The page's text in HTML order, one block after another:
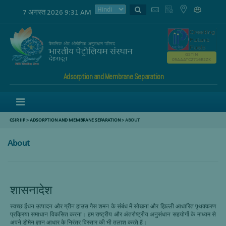
7 अगस्त 2026 9:31 AM
Adsorption and Membrane Separation
GSTIN
05AAATC2716R2ZK
CSIR IIP>ADSORPTION AND MEMBRANE SEPARATION>ABOUT
About
शासनादेश
स्वच्छ ईंधन उत्पादन और ग्रीन हाउस गैस शमन के संबंध में सोखना और झिल्ली आधारित पृथक्करण
प्रक्रिया समाधान विकसित करना। हम राष्ट्रीय और अंतर्राष्ट्रीय अनुसंधान सहयोगों के माध्यम से
अपने डोमेन ज्ञान आधार के निरंतर विस्तार की भी तलाश करते हैं।